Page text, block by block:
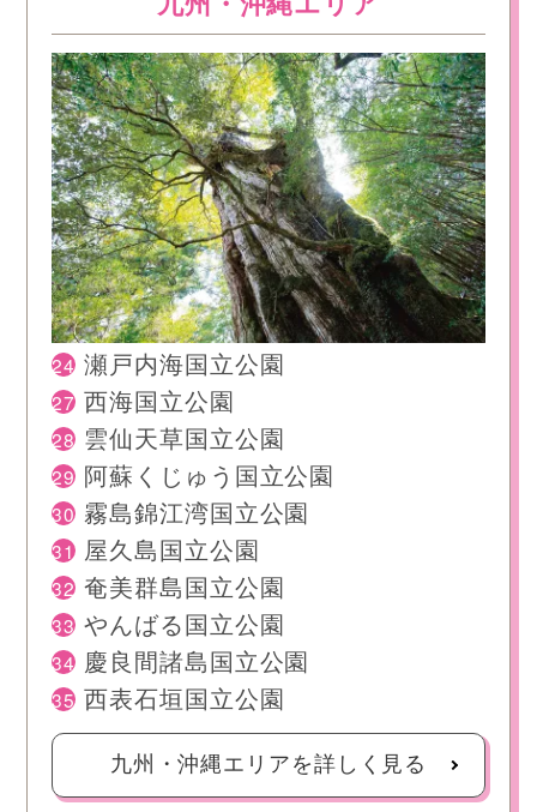
24 瀬戸内海国立公園
27 西海国立公園
28 雲仙天草国立公園
29 阿蘇くじゅう国立公園
30 霧島錦江湾国立公園
31 屋久島国立公園
32 奄美群島国立公園
33 やんばる国立公園
34 慶良間諸島国立公園
35 西表石垣国立公園
九州・沖縄エリアを詳しく見る